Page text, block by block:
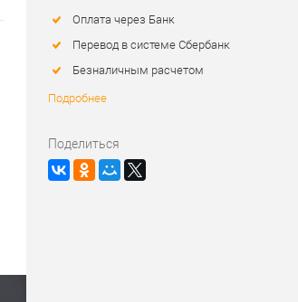
Оплата через Банк
Перевод в системе Сбербанк
Безналичным расчетом
Подробнее
Поделиться